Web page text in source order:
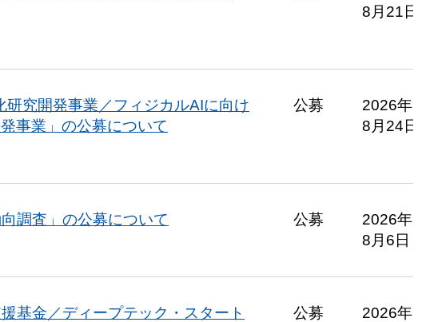
8月21日
研究開発事業／フィジカルAIに向け
事業」の公募について
公募
2026年
8月24日
調査」の公募について 公募
2026年
8月6日
基金／ディープテック・スタート
公募
2026年